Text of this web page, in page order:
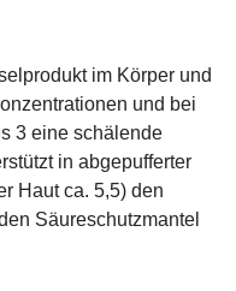
im Körper und
und bei
3 eine schälende
in abgepufferter
Haut ca. 5,5) den
Säureschutzmantel